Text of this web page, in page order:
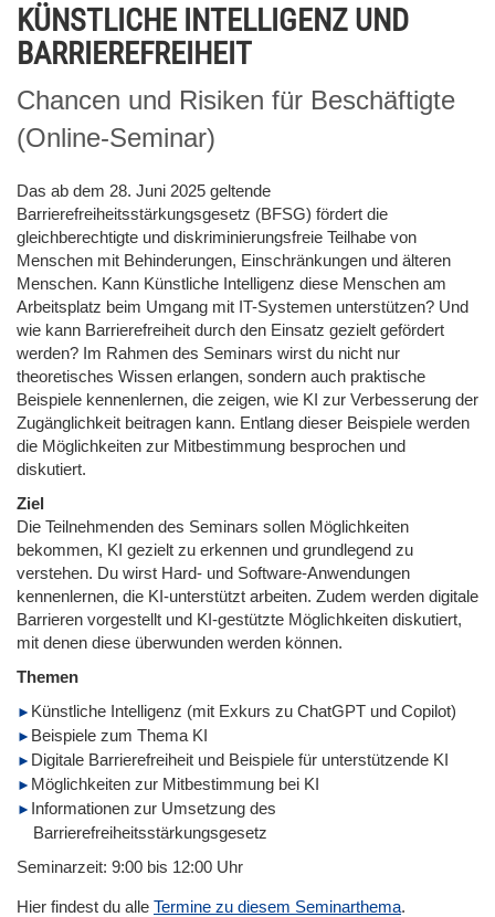
KÜNSTLICHE INTELLIGENZ UND
BARRIEREFREIHEIT
Chancen und Risiken für Beschäftigte
(Online-Seminar)
Das ab dem 28. Juni 2025 geltende
Barrierefreiheitsstärkungsgesetz (BFSG) fördert die
gleichberechtigte und diskriminierungsfreie Teilhabe von
Menschen mit Behinderungen, Einschränkungen und älteren
Menschen. Kann Künstliche Intelligenz diese Menschen am
Arbeitsplatz beim Umgang mit IT-Systemen unterstützen? Und
wie kann Barrierefreiheit durch den Einsatz gezielt gefördert
werden? Im Rahmen des Seminars wirst du nicht nur
theoretisches Wissen erlangen, sondern auch praktische
Beispiele kennenlernen, die zeigen, wie KI zur Verbesserung der
Zugänglichkeit beitragen kann. Entlang dieser Beispiele werden
die Möglichkeiten zur Mitbestimmung besprochen und
diskutiert.
Ziel
Die Teilnehmenden des Seminars sollen Möglichkeiten
bekommen, KI gezielt zu erkennen und grundlegend zu
verstehen. Du wirst Hard- und Software-Anwendungen
kennenlernen, die KI-unterstützt arbeiten. Zudem werden digitale
Barrieren vorgestellt und KI-gestützte Möglichkeiten diskutiert,
mit denen diese überwunden werden können.
Themen
Künstliche Intelligenz (mit Exkurs zu ChatGPT und Copilot)
Beispiele zum Thema KI
Digitale Barrierefreiheit und Beispiele für unterstützende KI
Möglichkeiten zur Mitbestimmung bei KI
Informationen zur Umsetzung des
Barrierefreiheitsstärkungsgesetz
Seminarzeit: 9:00 bis 12:00 Uhr
Hier findest du alle Termine zu diesem Seminarthema.